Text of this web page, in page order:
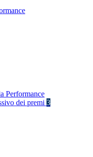
Performance
dei premi 3